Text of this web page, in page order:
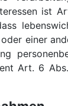
ist
einer
Art. 6